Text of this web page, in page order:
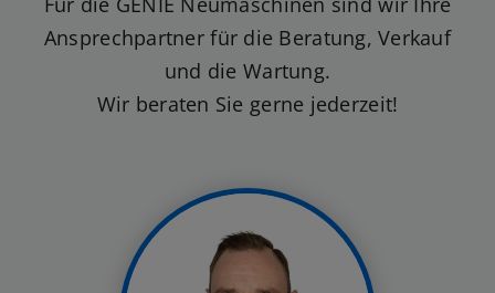
Ansprechpartner für die Beratung, Verkauf
und die Wartung.
Wir beraten Sie gerne jederzeit!